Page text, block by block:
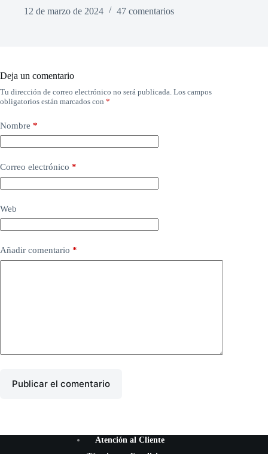
12 de marzo de 2024
47 comentarios
Deja un comentario
Tu dirección de correo electrónico no será publicada. Los campos
obligatorios están marcados con *
Nombre *
Correo electrónico *
Web
Añadir comentario *
Publicar el comentario
Atención al Cliente